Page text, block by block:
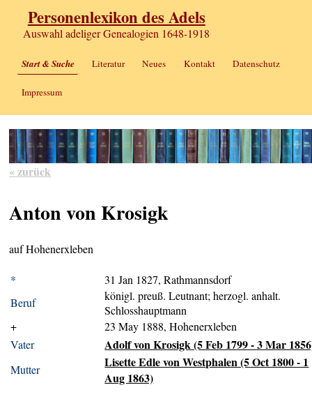
Personenlexikon des Adels
Auswahl adeliger Genealogien 1648-1918
Start & Suche Literatur Neues Kontakt Datenschutz
Impressum
« zurück
Anton von Krosigk
auf Hohenerxleben
*
31 Jan 1827, Rathmannsdorf
Beruf
königl. preuß. Leutnant; herzogl. anhalt.
Schlosshauptmann
+
23 May 1888, Hohenerxleben
Vater
Adolf von Krosigk (5 Feb 1799 - 3 Mar
Mutter
Lisette Edle von Westphalen (5 Oct 1800 - 1
Aug 1863)